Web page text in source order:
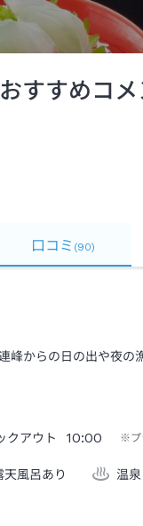
すすめコメ
口コミ (90)
峰からの日の出や夜
クアウト 10:00 ※プ
天風呂あり
温泉